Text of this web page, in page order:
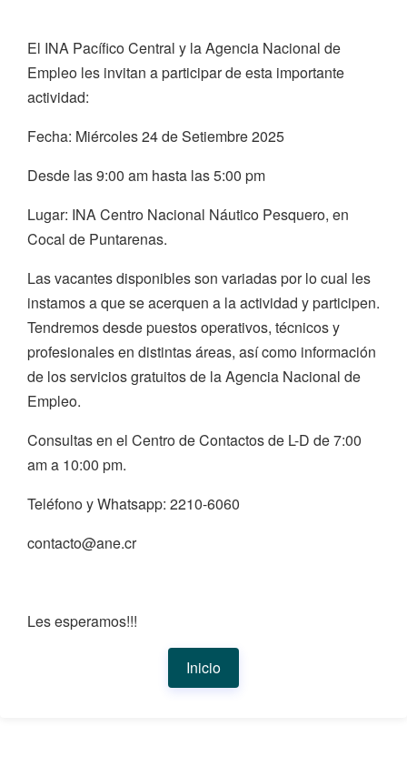
El INA Pacífico Central y la Agencia Nacional de
Empleo les invitan a participar de esta importante
actividad:
Fecha: Miércoles 24 de Setiembre 2025
Desde las 9:00 am hasta las 5:00 pm
Lugar: INA Centro Nacional Náutico Pesquero, en
Cocal de Puntarenas.
Las vacantes disponibles son variadas por lo cual les
instamos a que se acerquen a la actividad y participen.
Tendremos desde puestos operativos, técnicos y
profesionales en distintas áreas, así como información
de los servicios gratuitos de la Agencia Nacional de
Empleo.
Consultas en el Centro de Contactos de L-D de 7:00
am a 10:00 pm.
Teléfono y Whatsapp: 2210-6060
contacto@ane.cr
Les esperamos!!!
Inicio